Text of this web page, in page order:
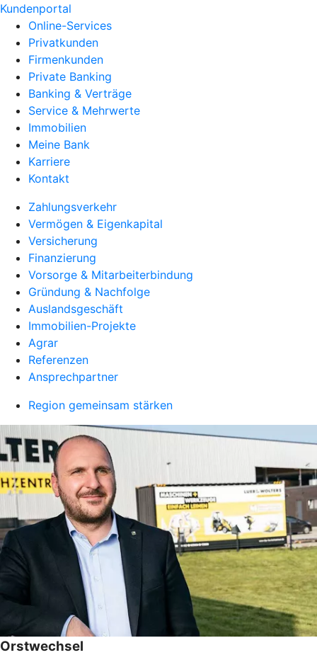
Kundenportal
Online-Services
Privatkunden
Firmenkunden
Private Banking
Banking & Verträge
Service & Mehrwerte
Immobilien
Meine Bank
Karriere
Kontakt
Zahlungsverkehr
Vermögen & Eigenkapital
Versicherung
Finanzierung
Vorsorge & Mitarbeiterbindung
Gründung & Nachfolge
Auslandsgeschäft
Immobilien-Projekte
Agrar
Referenzen
Ansprechpartner
Region gemeinsam stärken
Orstwechsel